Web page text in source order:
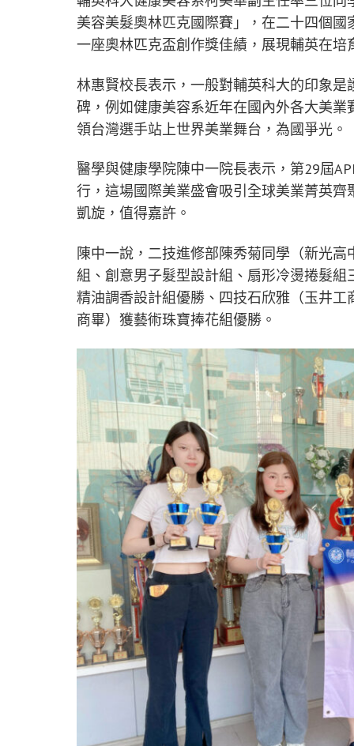
美容美髮奧林匹克國際賽」，在二十四個
一座奧林匹克盃創作獎佳績，展現輔英在培
林惠賢校長表示，一般對輔英科大的印象
碑，例如健康美容系近年在國內外各大美
領台灣選手站上世界美業舞台，為國爭光。
醫學與健康學院陳中一院長表示，第29屆
行，這場國際美業盛會吸引全球美業菁英
凱旋，值得嘉許。
陳中一說，二技進修部陳秀菊同學（新光
組、創意男子髮型設計組、扇形冷燙捲髮
精油調香設計組優勝、四技石欣雅（玉井
商畢）獲藝術珠寶捧花組優勝。